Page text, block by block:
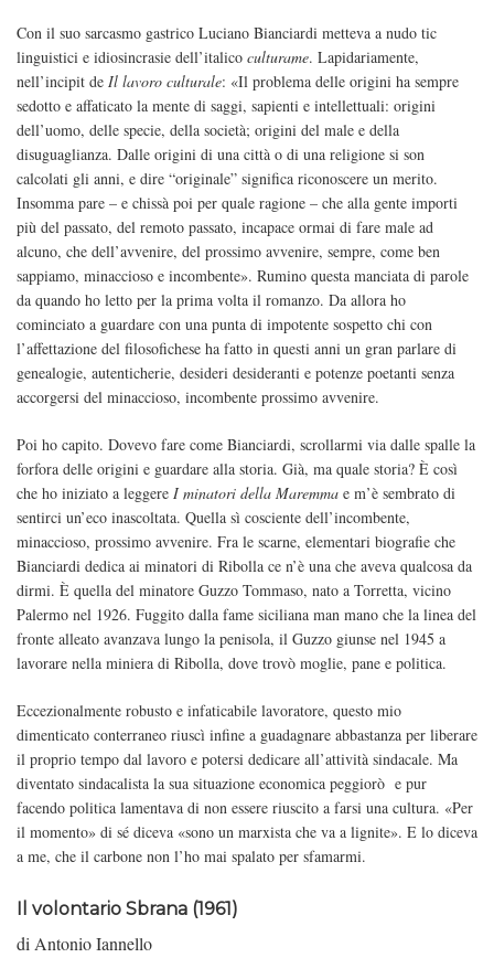
Con il suo sarcasmo gastrico Luciano Bianciardi metteva a nudo tic
linguistici e idiosincrasie dell’italico culturame. Lapidariamente,
nell’incipit de Il lavoro culturale: «Il problema delle origini ha sempre
sedotto e affaticato la mente di saggi, sapienti e intellettuali: origini
dell’uomo, delle specie, della società; origini del male e della
disuguaglianza. Dalle origini di una città o di una religione si son
calcolati gli anni, e dire “originale” significa riconoscere un merito.
Insomma pare – e chissà poi per quale ragione – che alla gente importi
più del passato, del remoto passato, incapace ormai di fare male ad
alcuno, che dell’avvenire, del prossimo avvenire, sempre, come ben
sappiamo, minaccioso e incombente». Rumino questa manciata di parole
da quando ho letto per la prima volta il romanzo. Da allora ho
cominciato a guardare con una punta di impotente sospetto chi con
l’affettazione del filosofichese ha fatto in questi anni un gran parlare di
genealogie, autenticherie, desideri desideranti e potenze poetanti senza
accorgersi del minaccioso, incombente prossimo avvenire.
Poi ho capito. Dovevo fare come Bianciardi, scrollarmi via dalle spalle la
forfora delle origini e guardare alla storia. Già, ma quale storia? È così
che ho iniziato a leggere I minatori della Maremma e m’è sembrato di
sentirci un’eco inascoltata. Quella sì cosciente dell’incombente,
minaccioso, prossimo avvenire. Fra le scarne, elementari biografie che
Bianciardi dedica ai minatori di Ribolla ce n’è una che aveva qualcosa da
dirmi. È quella del minatore Guzzo Tommaso, nato a Torretta, vicino
Palermo nel 1926. Fuggito dalla fame siciliana man mano che la linea del
fronte alleato avanzava lungo la penisola, il Guzzo giunse nel 1945 a
lavorare nella miniera di Ribolla, dove trovò moglie, pane e politica.
Eccezionalmente robusto e infaticabile lavoratore, questo mio
dimenticato conterraneo riuscì infine a guadagnare abbastanza per liberare
il proprio tempo dal lavoro e potersi dedicare all’attività sindacale. Ma
diventato sindacalista la sua situazione economica peggiorò e pur
facendo politica lamentava di non essere riuscito a farsi una cultura. «Per
il momento» di sé diceva «sono un marxista che va a lignite». E lo diceva
a me, che il carbone non l’ho mai spalato per sfamarmi.
Il volontario Sbrana (1961)
di Antonio Iannello